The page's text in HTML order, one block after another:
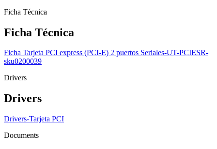
Ficha Técnica
Ficha Técnica
Ficha Tarjeta PCI express (PCI-E) 2 puertos Seriales-UT-PCIESR-
sku0200039
Drivers
Drivers
Drivers-Tarjeta PCI
Documents